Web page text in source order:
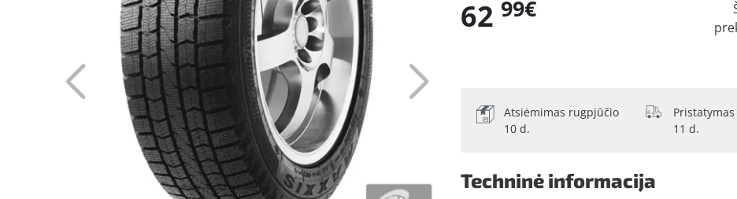
62 99€
Atsiėmimas rugpjūčio
10 d.
11 d.
Techninė informacija